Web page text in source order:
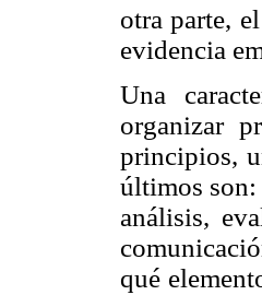
otra parte,
evidencia
Una
organizar
principios,
últimos
análisis,
qué